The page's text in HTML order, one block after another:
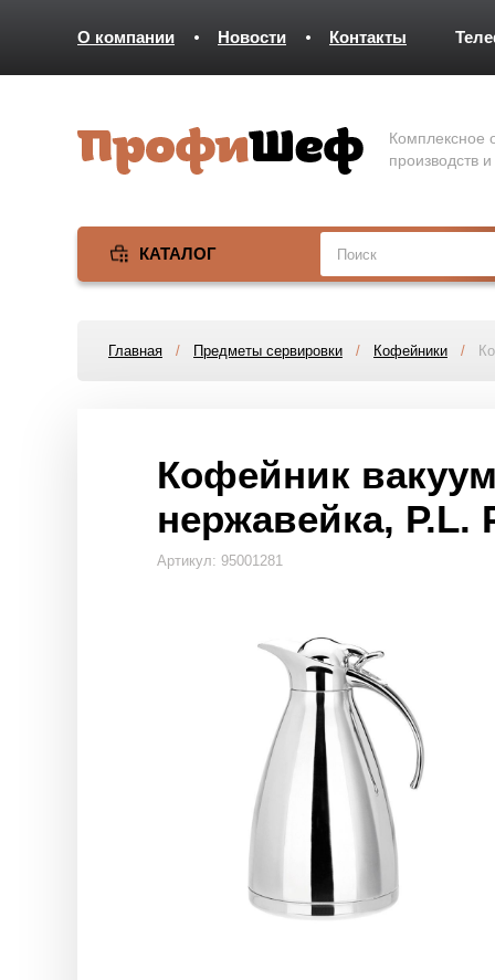
О компании Новости Контакты
Комплексное
производств
КАТАЛОГ
Главная / Предметы сервировки / Кофейники /
Кофейник
нержавейка, P.L.
Артикул: 95001281